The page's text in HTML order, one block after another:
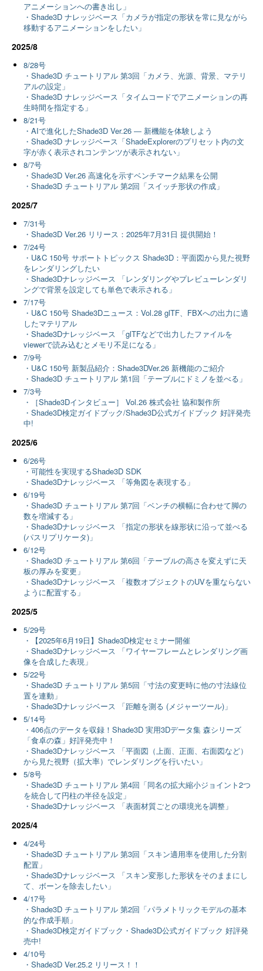
アニメーションへの書き出し」
・Shade3D ナレッジベース「カメラが指定の形状を常に見ながら
移動するアニメーションをしたい」
2025/8
8/28号
・Shade3D チュートリアル 第3回「カメラ、光源、背景、マテリ
アルの設定」
・Shade3D ナレッジベース「タイムコードでアニメーションの再
生時間を指定する」
8/21号
・AIで進化したShade3D Ver.26 ― 新機能を体験しよう
・Shade3D ナレッジベース「ShadeExplorerのプリセット内の文
字が赤く表示されコンテンツが表示されない」
8/7号
・Shade3D Ver.26 高速化を示すベンチマーク結果を公開
・Shade3D チュートリアル 第2回「スイッチ形状の作成」
2025/7
7/31号
・Shade3D Ver.26 リリース：2025年7月31日 提供開始！
7/24号
・U&C 150号 サポートトピックス Shade3D：平面図から見た視野
をレンダリングしたい
・Shade3Dナレッジベース 「レンダリングやプレビューレンダリ
ングで背景を設定しても単色で表示される」
7/17号
・U&C 150号 Shade3Dニュース：Vol.28 glTF、FBXへの出力に適
したマテリアル
・Shade3Dナレッジベース 「glTFなどで出力したファイルを
viewerで読み込むとメモリ不足になる」
7/9号
・U&C 150号 新製品紹介：Shade3DVer.26 新機能のご紹介
・Shade3D チュートリアル 第1回「テーブルにドミノを並べる」
7/3号
・［Shade3Dインタビュー］ Vol.26 株式会社 協和製作所
・Shade3D検定ガイドブック/Shade3D公式ガイドブック 好評発売
中!
2025/6
6/26号
・可能性を実現するShade3D SDK
・Shade3Dナレッジベース 「等角図を表現する」
6/19号
・Shade3D チュートリアル 第7回「ベンチの横幅に合わせて脚の
数を増減する」
・Shade3Dナレッジベース 「指定の形状を線形状に沿って並べる
(パスリプリケータ)」
6/12号
・Shade3D チュートリアル 第6回「テーブルの高さを変えずに天
板の厚みを変更」
・Shade3Dナレッジベース 「複数オブジェクトのUVを重ならない
ように配置する」
2025/5
5/29号
・【2025年6月19日】Shade3D検定セミナー開催
・Shade3Dナレッジベース 「ワイヤーフレームとレンダリング画
像を合成した表現」
5/22号
・Shade3D チュートリアル 第5回「寸法の変更時に他の寸法線位
置を連動」
・Shade3Dナレッジベース 「距離を測る (メジャーツール)」
5/14号
・406点のデータを収録！Shade3D 実用3Dデータ集 森シリーズ
「食卓の森」好評発売中！
・Shade3Dナレッジベース 「平面図（上面、正面、右面図など）
から見た視野（拡大率）でレンダリングを行いたい」
5/8号
・Shade3D チュートリアル 第4回「同名の拡大縮小ジョイント2つ
を統合して円柱の半径を設定」
・Shade3Dナレッジベース 「表面材質ごとの環境光を調整」
2025/4
4/24号
・Shade3D チュートリアル 第3回「スキン適用率を使用した分割
配置」
・Shade3Dナレッジベース 「スキン変形した形状をそのままにし
て、ボーンを除去したい」
4/17号
・Shade3D チュートリアル 第2回「パラメトリックモデルの基本
的な作成手順」
・Shade3D検定ガイドブック・Shade3D公式ガイドブック 好評発
売中!
4/10号
・Shade3D Ver.25.2 リリース！！